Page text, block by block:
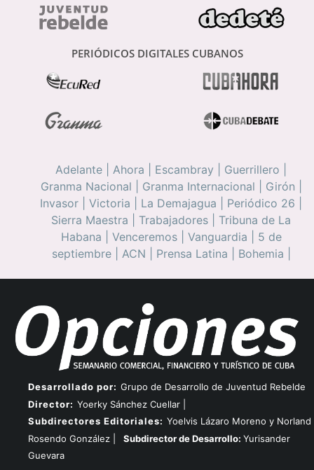
PERIÓDICOS DIGITALES CUBANOS
Adelante Ahora Escambray Guerrillero
Granma Nacional
Granma Internacional Girón
Invasor
Victoria La Demajagua Periódico 26
Sierra Maestra
Trabajadores
Tribuna de La
Habana
Venceremos| Vanguardia
5 de
septiembre| ACN Prensa Latina Bohemia
Desarrollado por: Grupo de Desarrollo de Juventud Rebelde
Director: Yoerky Sánchez Cuellar |
Subdirectores Editoriales: Yoelvis Lázaro Moreno y Norland
Rosendo González |
Subdirector de Desarrollo: Yurisander
Guevara